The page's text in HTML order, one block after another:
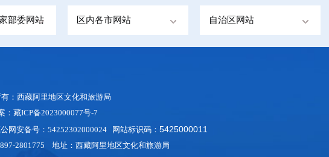
部委网站 区内各市网站 自治区网站
有：西藏阿里地区文化和旅游局
：藏ICP备2023000077号-7
网安备号：54252302000024 网站标识码：542500001 1
2801775 地址：西藏阿里地区文化和旅游局